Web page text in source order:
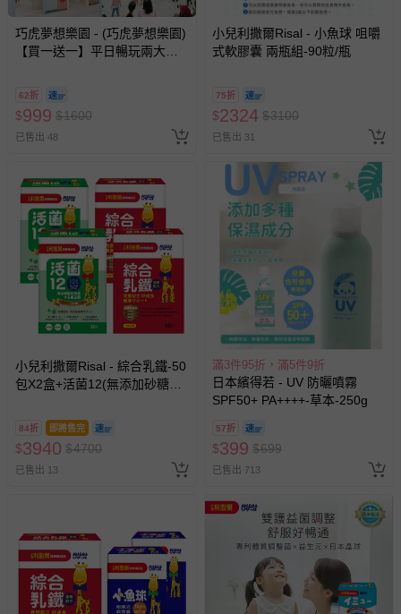
巧虎夢想樂園 - (巧虎夢想樂園)
【買一送一】平日暢玩兩大一
券使用
62折
$999 $1600
已售出 48
小兒利撒爾Risal - 小魚球 咀嚼
式軟膠囊 兩瓶組-90粒/瓶
75折
$2324 $3100
已售出 31
小兒利撒爾Risal - 綜合乳鐵-50
包X2盒+活菌12(無添加砂糖升
84折 即將售完
$3940 $4700
已售出 13
滿3件95折，滿5件9折
日本繽得若 - UV 防曬噴霧
SPF50+ PA++++-草本-250g
57折
$399 $699
已售出 713